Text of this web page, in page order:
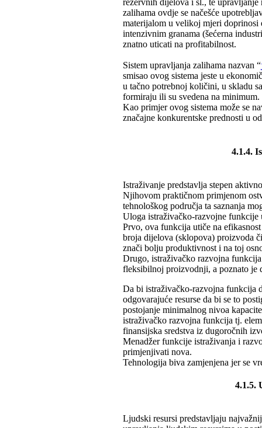
rezervnih dijelova i sl., te
zalihama ovdje se načešće
materijalom u velikoj mjeri doprinosi
intenzivnim granama (šećerna
znatno uticati na profitabilnost.
Sistem upravljanja zalihama nazvan “
smisao ovog sistema jeste u
u tačno potrebnoj količini, u skladu
formiraju ili su svedena na minimum.
Kao primjer ovog sistema može se
značajne konkurentske prednosti u
4.1.4.
Istraživanje predstavlja stepen
Njihovom praktičnom primjenom
tehnološkog područja ta saznanja
Uloga istraživačko-razvojne funkcije
Prvo, ova funkcija utiče na
broja dijelova (sklopova) proizvoda
znači bolju produktivnost i na toj
Drugo, istraživačko razvojna
fleksibilnoj proizvodnji, a poznato je
Da bi istraživačko-razvojna funkcija
odgovarajuće resurse da bi se to
postojanje minimalnog nivoa
istraživačko razvojna funkcija tj.
finansijska sredstva iz dugoročnih
Menadžer funkcije istraživanja i
primjenjivati nova.
Tehnologija biva zamjenjena jer se
4.1.5.
Ljudski resursi predstavljaju